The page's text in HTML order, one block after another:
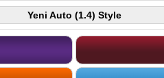
Yeni Auto (1.4) Style